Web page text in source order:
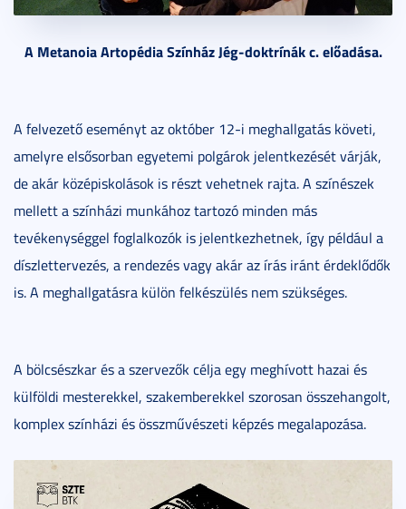
A Metanoia Artopédia Színház Jég-doktrínák c. előadása.
A felvezető eseményt az október 12-i meghallgatás követi,
amelyre elsősorban egyetemi polgárok jelentkezését várják,
de akár középiskolások is részt vehetnek rajta. A színészek
mellett a színházi munkához tartozó minden más
tevékenységgel foglalkozók is jelentkezhetnek, így például a
díszlettervezés, a rendezés vagy akár az írás iránt érdeklődők
is. A meghallgatásra külön felkészülés nem szükséges.
A bölcsészkar és a szervezők célja egy meghívott hazai és
külföldi mesterekkel, szakemberekkel szorosan összehangolt,
komplex színházi és összművészeti képzés megalapozása.